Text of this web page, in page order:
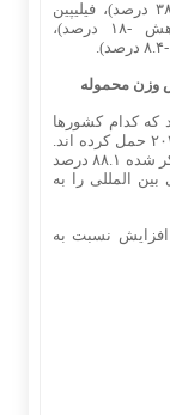
را تجربه کردند، عبارتند از: اندونزی (کاهش -۳۸.۶ درصد)، فیلیپین
(کاهش -۳۲.۲ درصد)، عربستان سعودی (کاهش -۱۸ درصد)،
وزن محموله
کدام کشورها
بیشترین تناژ سنگ معدن مس را در طول سال ۲۰۲۵ حمل کرده‌ اند.
بر اساس ارزش حمل و نقل، صادرکنندگان برتر ذکر شده ۸۸.۱ درصد
‌المللی را به
تن مس صادراتی (۱.۴درصد افزایش نسبت به